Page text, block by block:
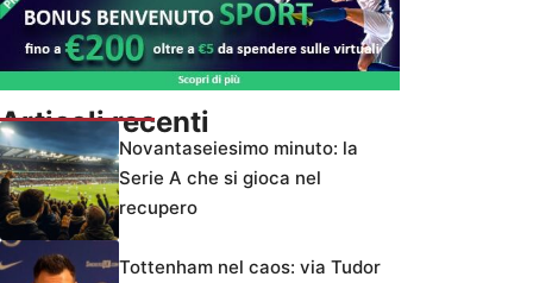
Articoli recenti
Novantaseiesimo minuto: la
Serie A che si gioca nel
recupero
Tottenham nel caos: via Tudor